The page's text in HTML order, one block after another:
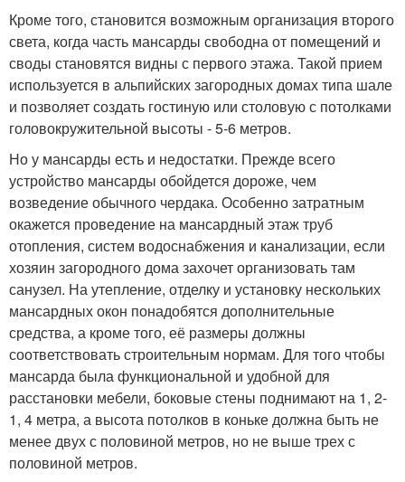
Кроме того, становится возможным организация второго
света, когда часть мансарды свободна от помещений и
своды становятся видны с первого этажа. Такой прием
используется в альпийских загородных домах типа шале
и позволяет создать гостиную или столовую с потолками
головокружительной высоты - 5-6 метров.
Но у мансарды есть и недостатки. Прежде всего
устройство мансарды обойдется дороже, чем
возведение обычного чердака. Особенно затратным
окажется проведение на мансардный этаж труб
отопления, систем водоснабжения и канализации, если
хозяин загородного дома захочет организовать там
санузел. На утепление, отделку и установку нескольких
мансардных окон понадобятся дополнительные
средства, а кроме того, её размеры должны
соответствовать строительным нормам. Для того чтобы
мансарда была функциональной и удобной для
расстановки мебели, боковые стены поднимают на 1, 2-
1, 4 метра, а высота потолков в коньке должна быть не
менее двух с половиной метров, но не выше трех с
половиной метров.